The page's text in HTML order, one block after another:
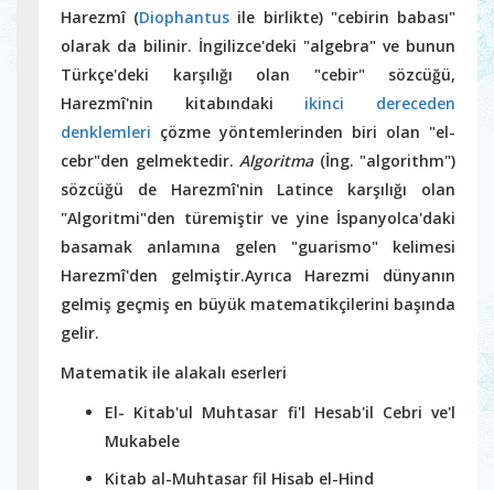
Harezmî (Diophantus ile birlikte) "cebirin babası"
olarak da bilinir. İngilizce'deki "algebra" ve bunun
Türkçe'deki karşılığı olan "cebir" sözcüğü,
Harezmî'nin kitabındaki ikinci dereceden
denklemleri çözme yöntemlerinden biri olan "el-
cebr"den gelmektedir. Algoritma(İng. "algorithm")
sözcüğü de Harezmî'nin Latince karşılığı olan
"Algoritmi"den türemiştir ve yine İspanyolca'daki
basamak anlamına gelen "guarismo" kelimesi
Harezmî'den gelmiştir.Ayrıca Harezmi dünyanın
gelmiş geçmiş en büyük matematikçilerini başında
gelir.
Matematik ile alakalı eserleri
El- Kitab'ul Muhtasar fi'l Hesab'il Cebri ve'l
Mukabele
Kitab al-Muhtasar fil Hisab el-Hind